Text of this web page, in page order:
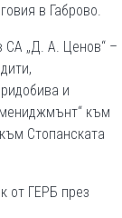
в Габрово.
СА „Д. А. Ценов“ –
и
към
Стопанската
от ГЕРБ през